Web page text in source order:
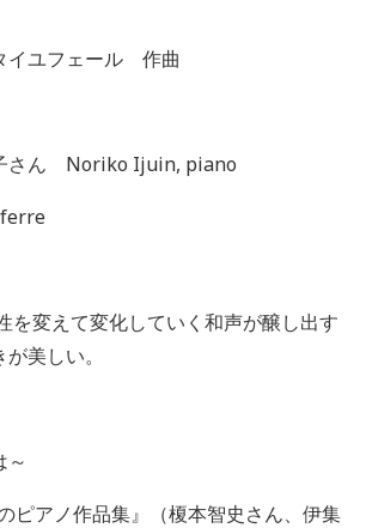
イユフェール 作曲
さん Noriko Ijuin, piano
を変えて変化していく和声が醸し出す
美しい。
～
ピアノ作品集』（榎本智史さん、伊集